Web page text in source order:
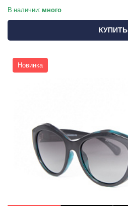
В наличии: много
КУПИТЬ
Новинка